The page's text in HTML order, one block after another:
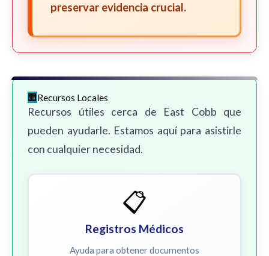
preservar evidencia crucial.
Recursos Locales
Recursos útiles cerca de East Cobb que
pueden ayudarle. Estamos aquí para asistirle
con cualquier necesidad.
📋
Registros Médicos
Ayuda para obtener documentos